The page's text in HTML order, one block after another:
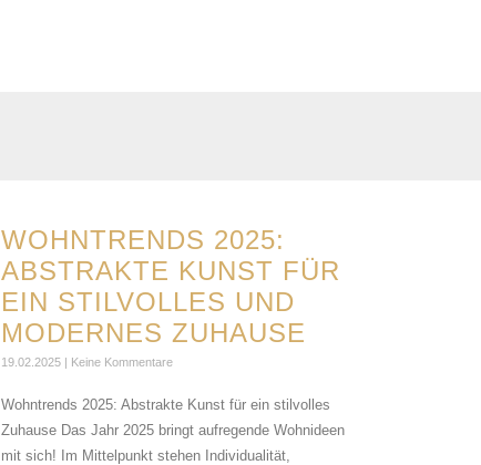
WOHNTRENDS 2025:
ABSTRAKTE KUNST FÜR
EIN STILVOLLES UND
MODERNES ZUHAUSE
19.02.2025 Keine Kommentare
Wohntrends 2025: Abstrakte Kunst für ein stilvolles
Zuhause Das Jahr 2025 bringt aufregende Wohnideen
mit sich! Im Mittelpunkt stehen Individualität,